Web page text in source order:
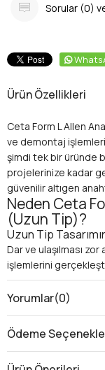
Sorular (0)
Ürün Özellikleri
Ceta Form L Allen
ve demontaj
şimdi tek bir üründe
projelerinize kadar
güvenilir altıgen
Neden Ceta
(Uzun Tip)?
Uzun Tip
Dar ve ulaşılması
işlemlerini
bu **uzun tip alyan
maksimum kaldıraç
noktalara rahatlıkla
şekilde sıkabilir
Yorumlar(0)
Ödeme